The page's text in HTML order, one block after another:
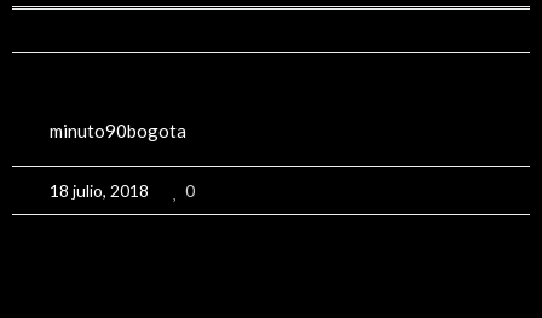
minuto90bogota
18 julio, 2018 0